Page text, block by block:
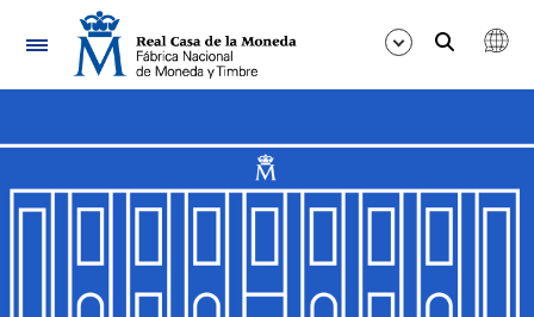
Nabigazioa
Erakutsi/Ezkutatu
Erakutsi/Ezkutatu